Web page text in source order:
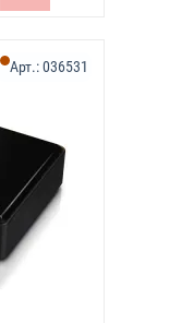
Арт.:036531